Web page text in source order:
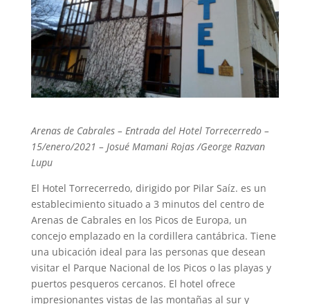
Arenas de Cabrales – Entrada del Hotel Torrecerredo –
15/enero/2021 – Josué Mamani Rojas /George Razvan
Lupu
El Hotel Torrecerredo, dirigido por Pilar Saíz. es un
establecimiento situado a 3 minutos del centro de
Arenas de Cabrales en los Picos de Europa, un
concejo emplazado en la cordillera cantábrica. Tiene
una ubicación ideal para las personas que desean
visitar el Parque Nacional de los Picos o las playas y
puertos pesqueros cercanos. El hotel ofrece
impresionantes vistas de las montañas al sur y